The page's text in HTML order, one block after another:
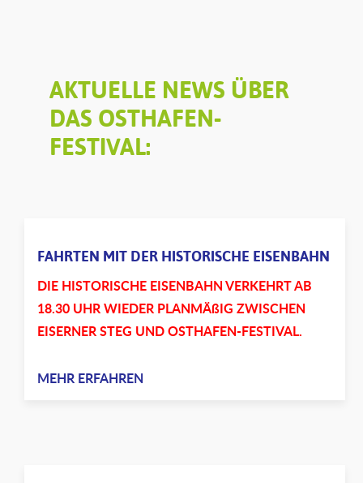
AKTUELLE NEWS ÜBER
DAS OSTHAFEN-
FESTIVAL:
FAHRTEN MIT DER HISTORISCHE EISENBAHN
DIE HISTORISCHE EISENBAHN VERKEHRT AB
18.30 UHR WIEDER PLANMÄßIG ZWISCHEN
EISERNER STEG UND OSTHAFEN-FESTIVAL.
MEHR ERFAHREN